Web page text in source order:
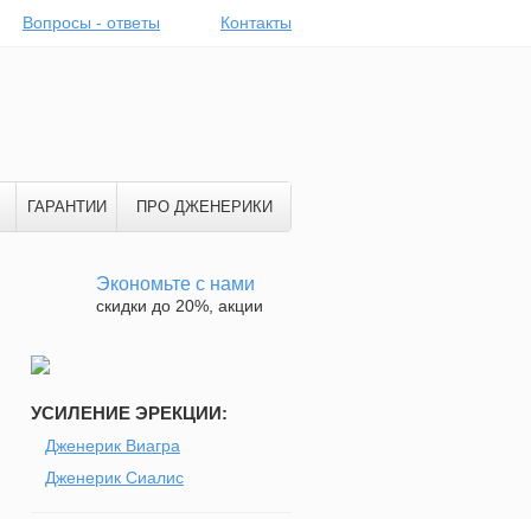
Вопросы - ответы Контакты
ГАРАНТИИ ПРО ДЖЕНЕРИКИ
Экономьте с нами
скидки до 20%, акции
УСИЛЕНИЕ ЭРЕКЦИИ:
Дженерик Виагра
Дженерик Сиалис